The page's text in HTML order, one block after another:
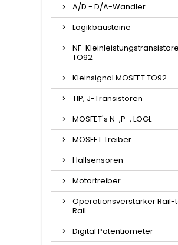
A/D - D/A-Wandler
Logikbausteine
NF-
TO92
Kleinsignal MOSFET TO92
TIP, J-Transistoren
MOSFET's N-,P-, LOGL-
MOSFET Treiber
Hallsensoren
Motortreiber
Operationsverstärker Rail-
Rail
Digital Potentiometer